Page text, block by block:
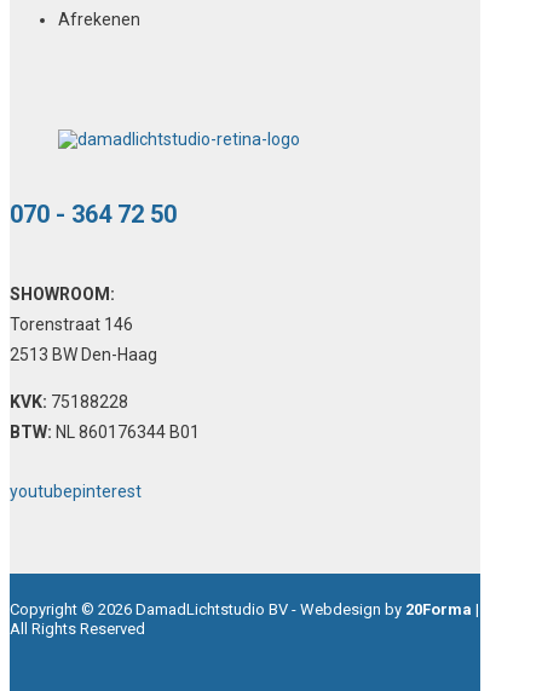
Afrekenen
070 - 364 72 50
SHOWROOM:
Torenstraat 146
2513 BW Den-Haag
KVK: 75188228
BTW: NL 860176344 B01
youtubepinterest
Copyright © 2026 DamadLichtstudio BV - Webdesign by 20Forma |
All Rights Reserved